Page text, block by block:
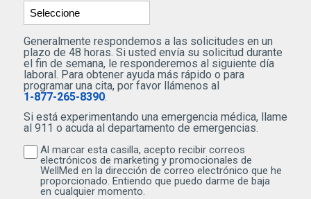
Generalmente respondemos a las solicitudes en un
plazo de 48 horas. Si usted envía su solicitud durante
el fin de semana, le responderemos al siguiente día
laboral. Para obtener ayuda más rápido o para
programar una cita, por favor llámenos al
1-877-265-8390.
Si está experimentando una emergencia médica, llame
al 911 o acuda al departamento de emergencias.
Al marcar esta casilla, acepto recibir correos
Al marcar esta casilla, acepto recibir correos
electrónicos de marketing y promocionales de
WellMed en la dirección de correo electrónico que he
proporcionado. Entiendo que puedo darme de baja
en cualquier momento.